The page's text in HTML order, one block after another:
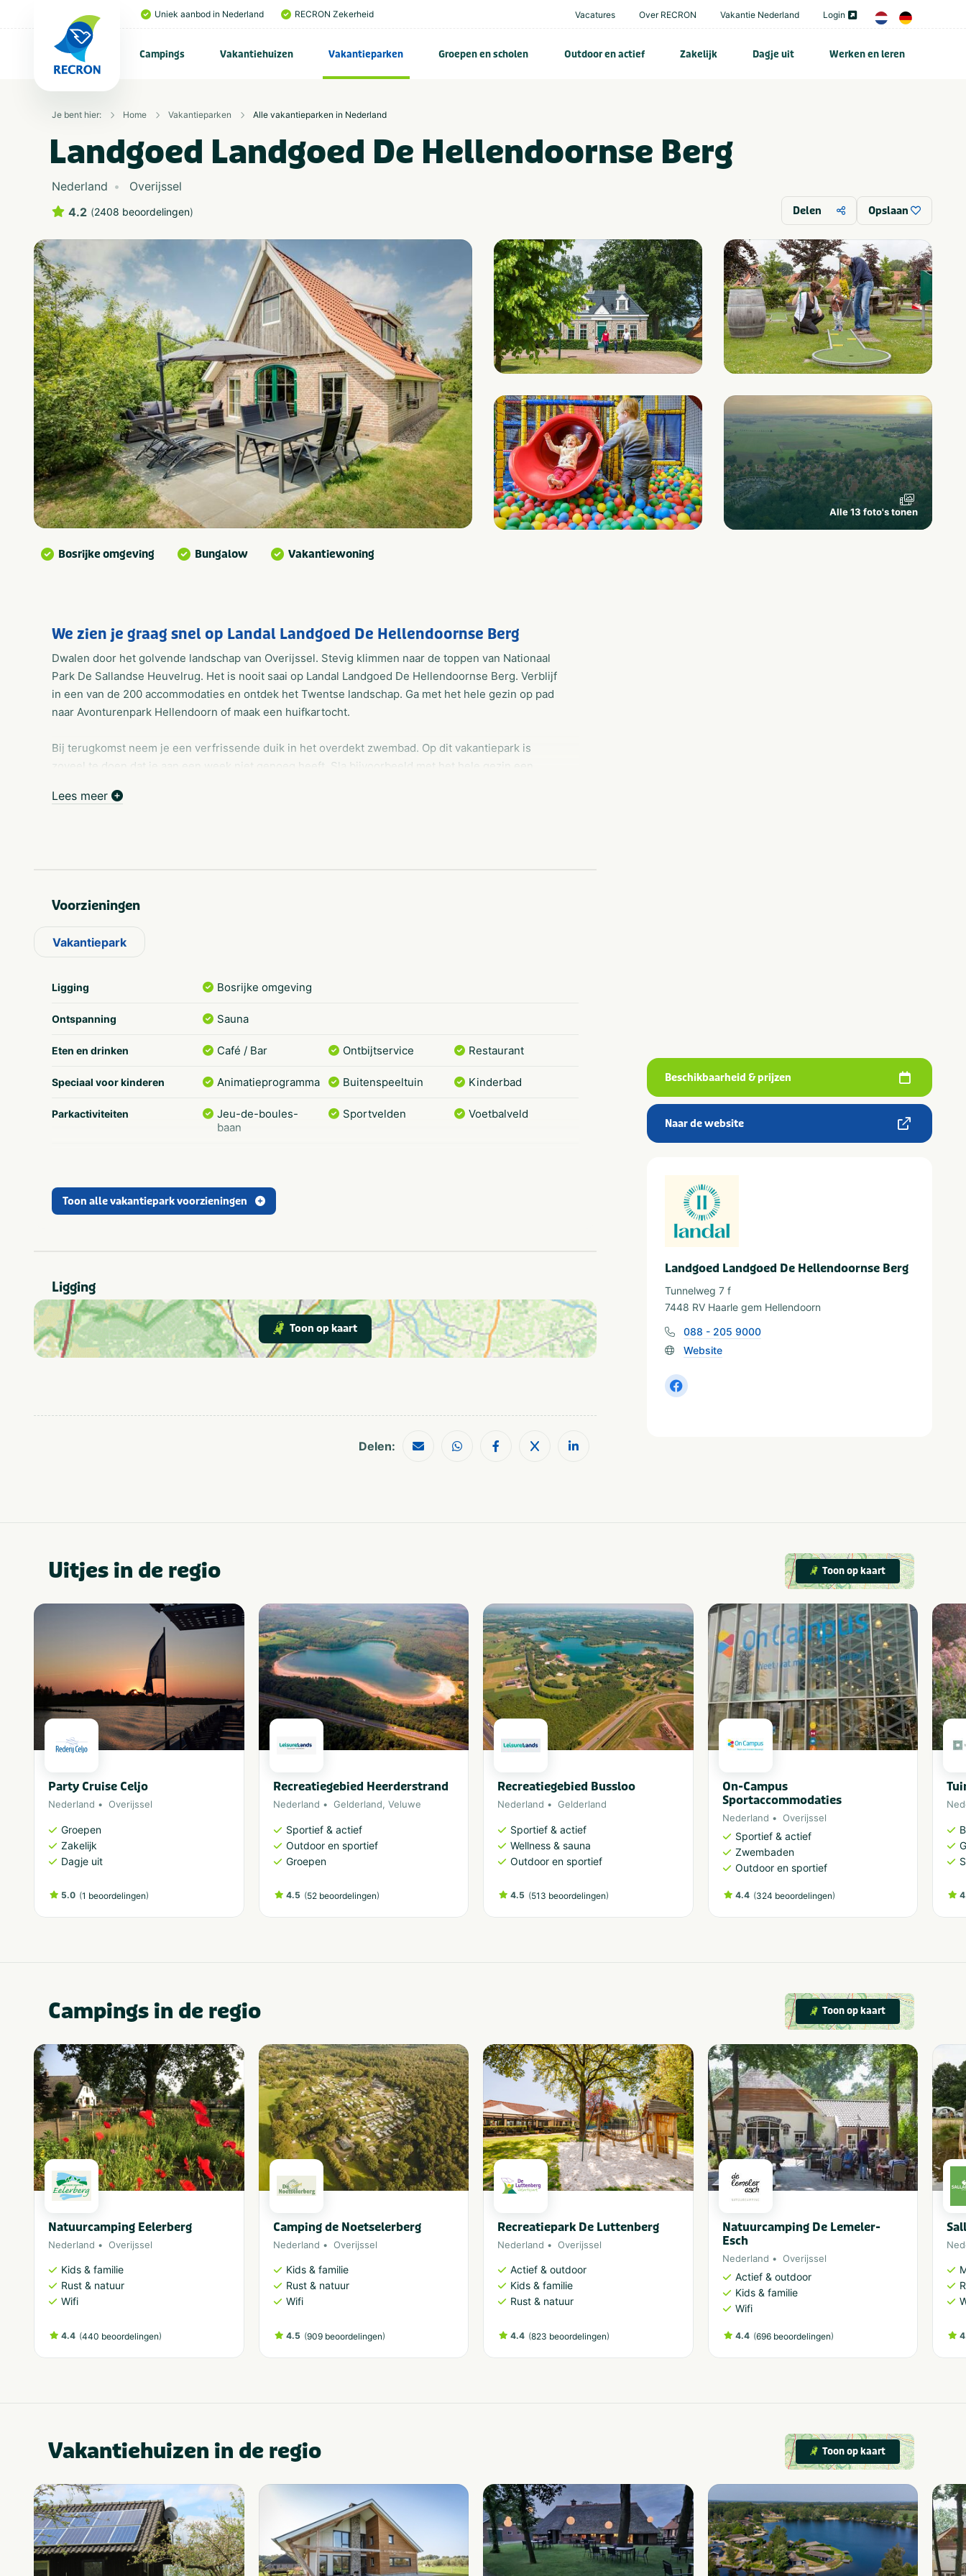
Uniek aanbod in Nederland RECRON Zekerheid Vacatures Over RECRON Vakantie Nederland Login
Campings Vakantiehuizen Vakantieparken Groepen en scholen Outdoor en actief Zakelijk Dagje uit Werken en leren
Je bent hier: Home Vakantieparken Alle vakantieparken in Nederland
Landgoed Landgoed De Hellendoornse Berg
Nederland
Overijssel
4.2 (2408 beoordelingen) Delen Opslaan
Alle 13 foto's tonen
Bosrijke omgeving Bungalow Vakantiewoning
We zien je graag snel op Landal Landgoed De Hellendoornse Berg
Dwalen door het golvende landschap van Overijssel. Stevig klimmen naar de toppen van Nationaal
Park De Sallandse Heuvelrug. Het is nooit saai op Landal Landgoed De Hellendoornse Berg. Verblijf
in een van de 200 accommodaties en ontdek het Twentse landschap. Ga met het hele gezin op pad
naar Avonturenpark Hellendoorn of maak een huifkartocht.
Bij terugkomst neem je een verfrissende duik in het overdekt zwembad. Op dit vakantiepark is
zoveel te doen dat je aan een week niet genoeg heeft. Sla bijvoorbeeld met het hele gezin een
Lees meer
Voorzieningen
Vakantiepark
Ligging Bosrijke omgeving
Ontspanning Sauna
Eten en drinken Café / Bar Ontbijtservice Restaurant
Speciaal voor kinderen Animatieprogramma Buitenspeeltuin Kinderbad
Parkactiviteiten
Jeu-de-boules-
baan
Sportvelden Voetbalveld
Verblijfstype Bungalow
In de buurt
Attractiepark
Dierentuin
Fietsroutes
Restaurants
Shoppen
Treinstation
Wandelroutes
Musea en kastelen
Toon alle vakantiepark voorzieningen
Ligging
Toon op kaart
Delen:
Beschikbaarheid & prijzen
Naar de website
Landgoed Landgoed De Hellendoornse Berg
Tunnelweg 7 f
7448 RV Haarle gem Hellendoorn
088 - 205 9000
Website
Uitjes in de regio Toon op kaart
Party Cruise Celjo
Nederland Overijssel
Groepen
Zakelijk
Dagje uit
5.0 (1 beoordelingen)
Recreatiegebied Heerderstrand
Nederland Gelderland, Veluwe
Sportief & actief
Outdoor en sportief
Groepen
4.5 (52 beoordelingen)
Recreatiegebied Bussloo
Nederland Gelderland
Sportief & actief
Wellness & sauna
Outdoor en sportief
4.5 (513 beoordelingen)
On-Campus
Sportaccommodaties
Nederland Overijssel
Sportief & actief
Zwembaden
Outdoor en sportief
4.4 (324 beoordelingen)
Campings in de regio Toon op kaart
Natuurcamping Eelerberg
Nederland Overijssel
Kids & familie
Rust & natuur
Wifi
4.4 (440 beoordelingen)
Camping de Noetselerberg
Nederland Overijssel
Kids & familie
Rust & natuur
Wifi
4.5 (909 beoordelingen)
Recreatiepark De Luttenberg
Nederland Overijssel
Actief & outdoor
Kids & familie
Rust & natuur
4.4 (823 beoordelingen)
Natuurcamping De Lemeler-
Esch
Nederland Overijssel
Actief & outdoor
Kids & familie
Wifi
4.4 (696 beoordelingen)
Vakantiehuizen in de regio Toon op kaart